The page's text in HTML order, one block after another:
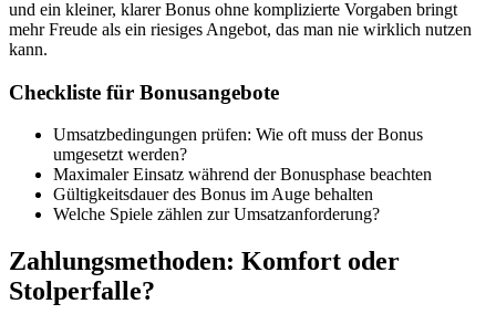
und ein kleiner, klarer Bonus ohne komplizierte Vorgaben bringt
mehr Freude als ein riesiges Angebot, das man nie wirklich nutzen
kann.
Checkliste für Bonusangebote
Umsatzbedingungen prüfen: Wie oft muss der Bonus
umgesetzt werden?
Maximaler Einsatz während der Bonusphase beachten
Gültigkeitsdauer des Bonus im Auge behalten
Welche Spiele zählen zur Umsatzanforderung?
Zahlungsmethoden: Komfort oder
Stolperfalle?